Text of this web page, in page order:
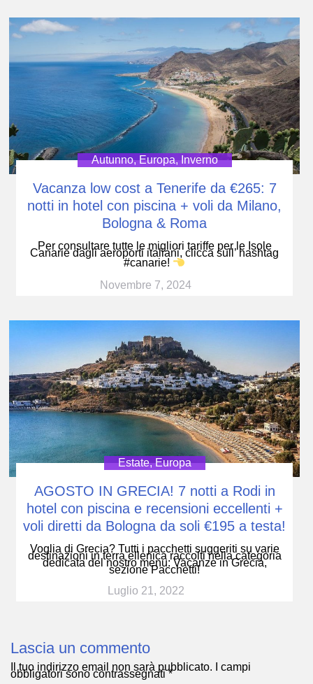
Autunno,Europa,Inverno
Vacanza low cost a Tenerife da €265: 7
notti in hotel con piscina + voli da Milano,
Bologna & Roma
Per consultare tutte le migliori tariffe per le Isole
Canarie dagli aeroporti italiani, clicca sull’ hashtag
#canarie!
Novembre 7, 2024
Estate,Europa
AGOSTO IN GRECIA! 7 notti a Rodi in
hotel con piscina e recensioni eccellenti +
voli diretti da Bologna da soli €195 a testa!
Voglia di Grecia? Tutti i pacchetti suggeriti su varie
destinazioni in terra ellenica raccolti nella categoria
dedicata del nostro menu: Vacanze in Grecia,
sezione Pacchetti!
Luglio 21, 2022
Lascia un commento
Il tuo indirizzo email non sarà pubblicato. I campi
obbligatori sono contrassegnati*